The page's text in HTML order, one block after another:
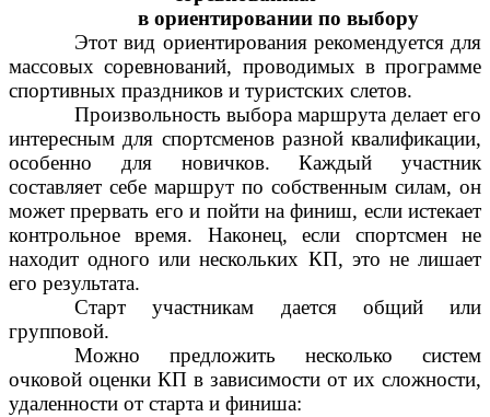
в ориентировании по выбору
Этот вид ориентирования рекомендуется для
массовых соревнований, проводимых в программе
спортивных праздников и туристских слетов.
Произвольность выбора маршрута делает его
интересным для спортсменов разной квалификации,
особенно для новичков. Каждый участник
составляет себе маршрут по собственным силам, он
может прервать его и пойти на финиш, если истекает
контрольное время. Наконец, если спортсмен не
находит одного или нескольких КП, это не лишает
его результата.
Старт участникам дается общий или
групповой.
Можно предложить несколько систем
очковой оценки КП в зависимости от их сложности,
удаленности от старта и финиша: